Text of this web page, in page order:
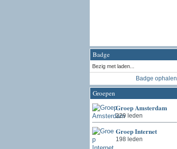
Badge
Bezig met laden...
Badge ophalen
Groepen
Groep Amsterdam
229 leden
Groep Internet
198 leden